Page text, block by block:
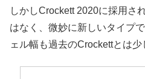
しかしCrockett 2020に採用さ
はなく、微妙に新しいタイプ
ェル幅も過去のCrockettとは少